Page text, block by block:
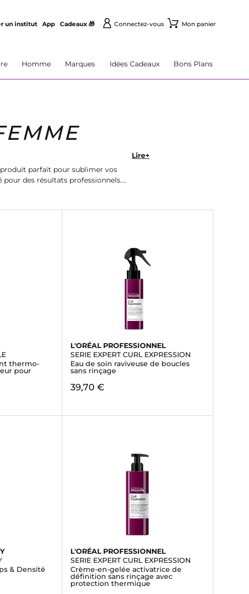
un institut App Cadeaux 🎁 Connectez-vous Mon panier
Homme Marques Idées Cadeaux Bons Plans
parfait pour sublimer vos
des résultats professionnels.
Lire+
thermo-
pour
L'ORÉAL PROFESSIONNEL
SERIE EXPERT CURL EXPRESSION
Eau de soin raviveuse de boucles
sans rinçage
39,70 €
& Densité
L'ORÉAL PROFESSIONNEL
SERIE EXPERT CURL EXPRESSION
Crème-en-gelée activatrice de
définition sans rinçage avec
protection thermique